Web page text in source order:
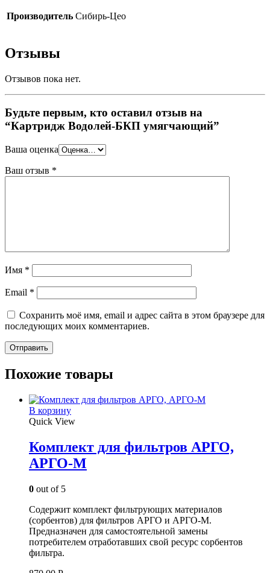
Производитель Сибирь-Цео
Отзывы
Отзывов пока нет.
Будьте первым, кто оставил отзыв на
“Картридж Водолей-БКП умягчающий”
Ваша оценка
Ваш отзыв *
Имя *
Email *
Сохранить моё имя, email и адрес сайта в этом браузере для
последующих моих комментариев.
Похожие товары
В корзину
Quick View
Комплект для фильтров АРГО,
АРГО-М
0 out of 5
Содержит комплект фильтрующих материалов
(сорбентов) для фильтров АРГО и АРГО-М.
Предназначен для самостоятельной замены
потребителем отработавших свой ресурс сорбентов
фильтра.